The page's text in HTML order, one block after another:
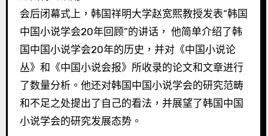
会后闭幕式上，韩国祥明大学赵宽熙教授发表“韩国
中国小说学会20年回顾”的讲话， 他简单介绍了韩
国中国小说学会20年的历史，并对《中国小说论
丛》和《中国小说会报》所收录的论文和文章进行
了数量分析。他还对韩国中国小说学会的研究范畴
和不足之处提出了自己的看法，并展望了韩国中国
小说学会的研究发展态势。